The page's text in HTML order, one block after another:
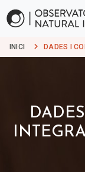
INICI DADES I